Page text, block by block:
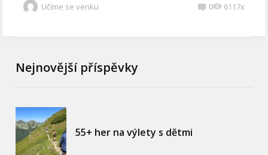
Učíme se venku 0 6117x
Nejnovější příspěvky
55+ her na výlety s dětmi